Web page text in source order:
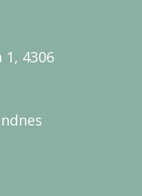
1, 4306